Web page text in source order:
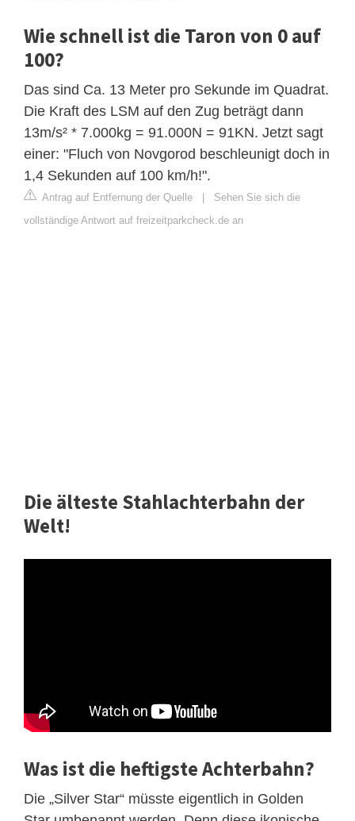
Wie schnell ist die Taron von 0 auf
100?
Das sind Ca. 13 Meter pro Sekunde im Quadrat.
Die Kraft des LSM auf den Zug beträgt dann
13m/s² * 7.000kg = 91.000N = 91KN. Jetzt sagt
einer: "Fluch von Novgorod beschleunigt doch in
1,4 Sekunden auf 100 km/h!".
Antrag auf Entfernung der Quelle
Sehen Sie sich die
vollständige Antwort auf freizeitparkcheck.de an
Die älteste Stahlachterbahn der
Welt!
Was ist die heftigste Achterbahn?
Die „Silver Star“ müsste eigentlich in Golden